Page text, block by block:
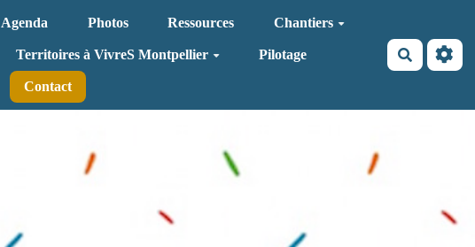
Agenda Photos Ressources Chantiers
Territoires à VivreS Montpellier Pilotage
Contact